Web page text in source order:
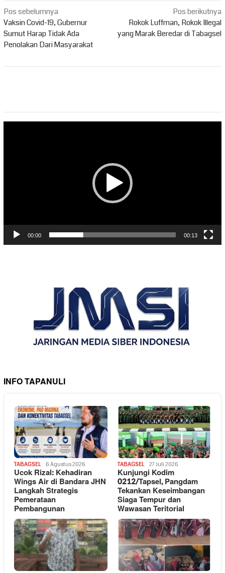
Navigasi
pos
Pos sebelumnya
Vaksin Covid-19, Gubernur
Sumut Harap Tidak Ada
Penolakan Dari Masyarakat
Pos berikutnya
Rokok Luffman, Rokok Illegal
yang Marak Beredar di Tabagsel
00:00 00:13
INFO TAPANULI
TABAGSEL 6 Agustus 2026
Ucok Rizal: Kehadiran
Wings Air di Bandara JHN
Langkah Strategis
Pemerataan
Pembangunan
TABAGSEL 27 Juli 2026
Kunjungi Kodim
0212/Tapsel, Pangdam
Tekankan Keseimbangan
Siaga Tempur dan
Wawasan Teritorial